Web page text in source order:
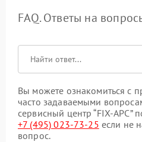
FAQ. Ответы на
Вы можете ознакомиться с
часто задаваемыми
сервисный центр “FIX-APC”
+7 (495) 023-73-25 если не
вопрос.